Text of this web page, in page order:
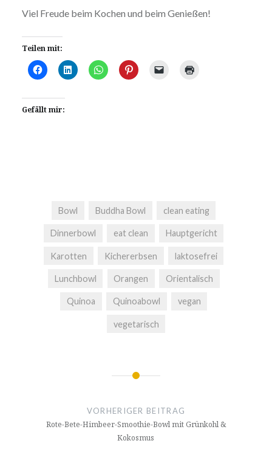
Viel Freude beim Kochen und beim Genießen!
Teilen mit:
Gefällt mir:
Bowl Buddha Bowl clean eating
Dinnerbowl eat clean Hauptgericht
Karotten Kichererbsen laktosefrei
Lunchbowl Orangen Orientalisch
Quinoa Quinoabowl vegan
vegetarisch
Beitragsnavigation
VORHERIGER BEITRAG
Rote-Bete-Himbeer-Smoothie-Bowl mit Grünkohl &
Kokosmus